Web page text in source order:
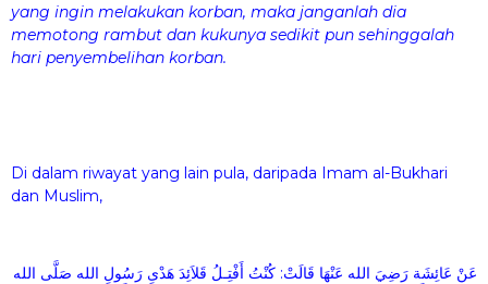
yang ingin melakukan korban, maka janganlah dia
memotong rambut dan kukunya sedikit pun sehinggalah
hari penyembelihan korban.
Di dalam riwayat yang lain pula, daripada Imam al-Bukhari
dan Muslim,
عَنْ عَائِشَة رَضِيَ الله عَنْهَا قَالَتْ: كُنْتُ أَفْتِـلُ قَلاَئِدَ هَدْىِ رَسُولِ الله صَلَّى الله